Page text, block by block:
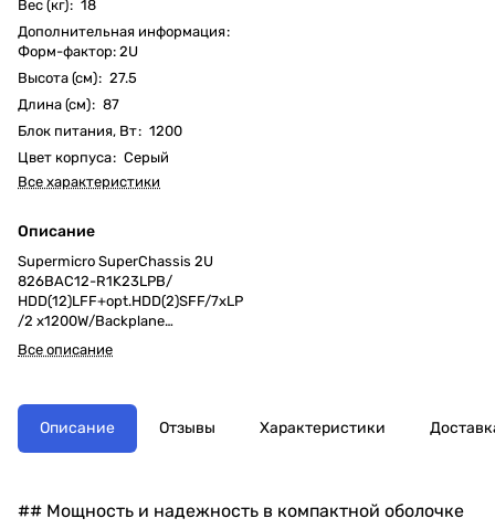
Вес (кг): 18
Дополнительная информация:
Форм-фактор: 2U
Высота (см): 27.5
Длина (см): 87
Блок питания, Вт: 1200
Цвет корпуса: Серый
Все характеристики
Описание
Supermicro SuperChassis 2U
826BAC12-R1K23LPB/
HDD(12)LFF+opt.HDD(2)SFF/7xLP
/2 x1200W/Backplane
12xSAS3/SATA3/NVMe4
Все описание
Описание Отзывы Характеристики
## Мощность и надежность в компактной оболочке